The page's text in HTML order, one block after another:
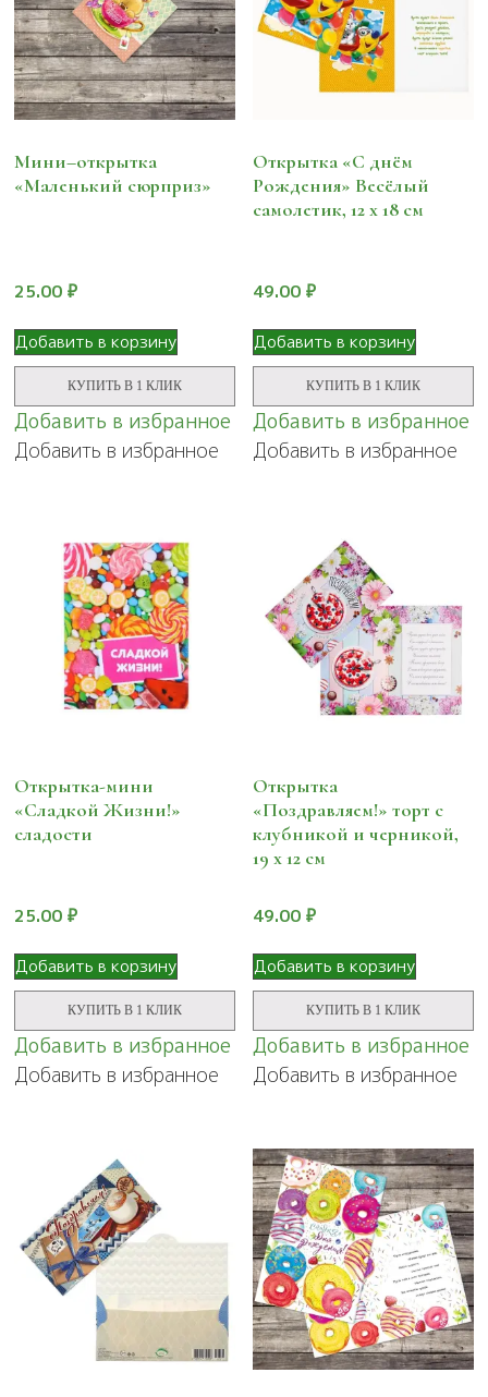
Мини–открытка
«Маленький сюрприз»
25.00 ₽
Добавить в корзину
КУПИТЬ В 1 КЛИК
Добавить в избранное
Добавить в избранное
Открытка «С днём
Рождения» Весёлый
самолетик, 12 х 18 см
49.00₽
Добавить в корзину
КУПИТЬ В 1 КЛИК
Добавить в избранное
Добавить в избранное
Открытка-мини
«Сладкой Жизни!»
сладости
25.00 ₽
Добавить в корзину
КУПИТЬ В 1 КЛИК
Добавить в избранное
Добавить в избранное
Открытка
«Поздравляем!» торт с
клубникой и черникой,
19 х 12 см
49.00₽
Добавить в корзину
КУПИТЬ В 1 КЛИК
Добавить в избранное
Добавить в избранное